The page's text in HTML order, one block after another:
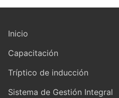
Inicio
Capacitación
Tríptico de inducción
Sistema de Gestión Integral